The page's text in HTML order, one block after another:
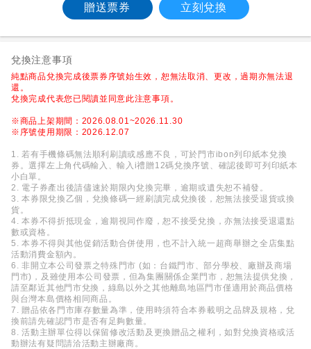
贈送票券 立刻兌換
兌換注意事項
純點商品兌換完成後票券序號始生效，恕無法取消、更改，過期亦無法退
還。
兌換完成代表您已閱讀並同意此注意事項。
※商品上架期間：2026.08.01~2026.11.30
※序號使用期限：2026.12.07
1. 若有手機條碼無法順利刷讀或感應不良，可於門市ibon列印紙本兌換
券。選擇左上角代碼輸入、輸入i禮贈12碼兌換序號、確認後即可列印紙本
小白單。
2. 電子券產出後請儘速於期限內兌換完畢，逾期或遺失恕不補發。
3. 本券限兌換乙個，兌換條碼一經刷讀完成兌換後，恕無法接受退貨或換
貨。
4. 本券不得折抵現金，逾期視同作廢，恕不接受兌換，亦無法接受退還點
數或資格。
5. 本券不得與其他促銷活動合併使用，也不計入統一超商舉辦之全店集點
活動消費金額內。
6. 非開立本公司發票之特殊門市 (如：台鐵門市、部分學校、廠辦及商場
門市)，及雖使用本公司發票，但為集團關係企業門市，恕無法提供兌換，
請至鄰近其他門市兌換，綠島以外之其他離島地區門市僅適用於商品價格
與台灣本島價格相同商品。
7. 贈品依各門市庫存數量為準，使用時須符合本券載明之品牌及規格，兌
換前請先確認門市是否有足夠數量。
8. 活動主辦單位得以保留修改活動及更換贈品之權利，如對兌換資格或活
動辦法有疑問請洽活動主辦廠商。